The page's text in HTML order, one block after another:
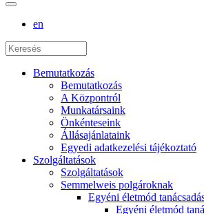
en
Bemutatkozás
Bemutatkozás
A Központról
Munkatársaink
Önkénteseink
Állásajánlataink
Egyedi adatkezelési tájékoztató
Szolgáltatások
Szolgáltatások
Semmelweis polgároknak
Egyéni életmód
Egyéni életmód